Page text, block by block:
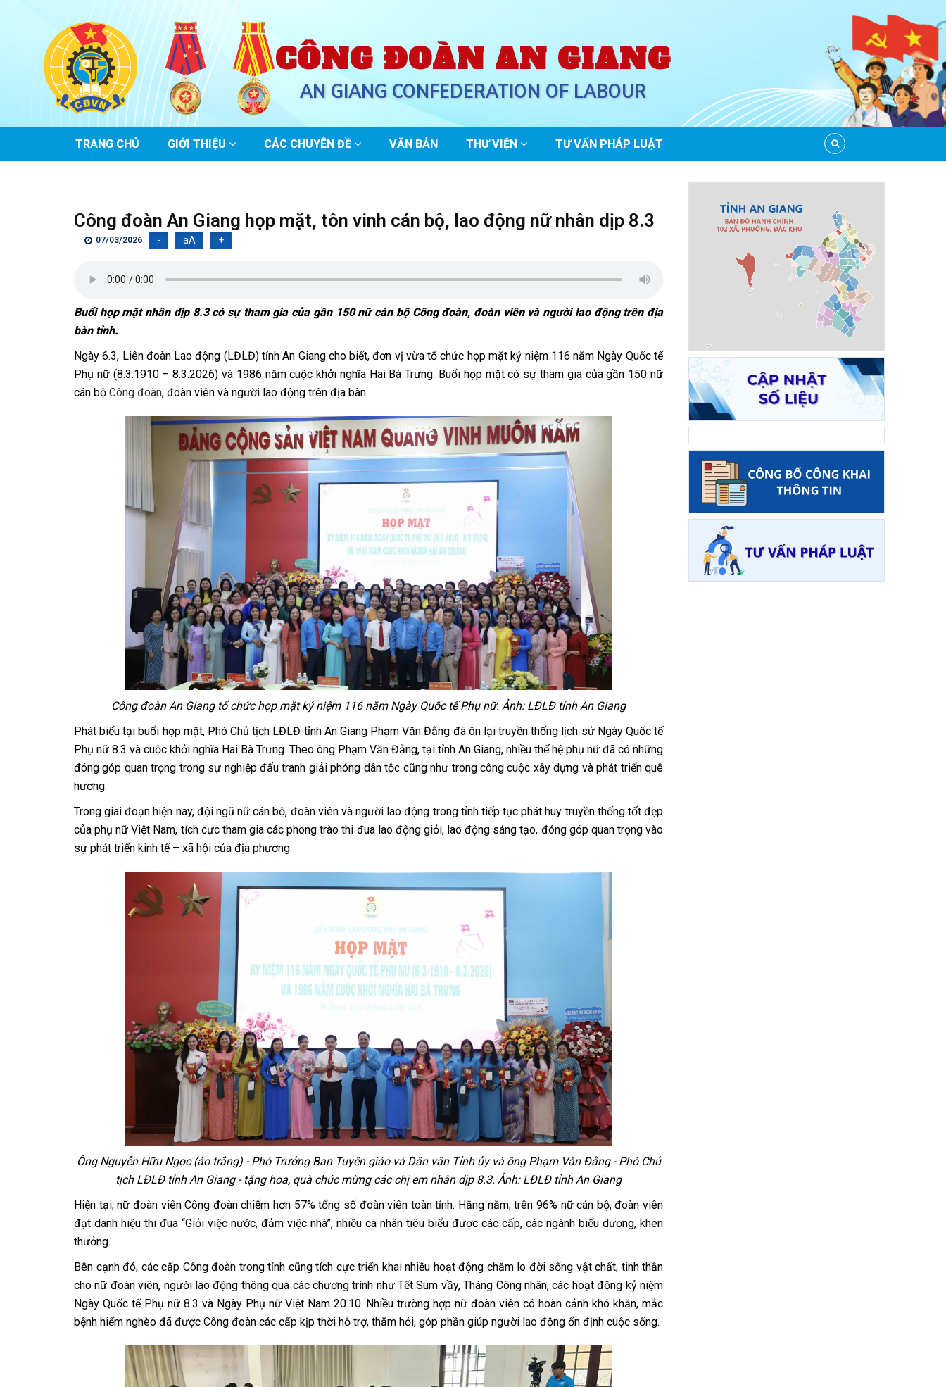
CÔNG ĐOÀN AN GIANG
AN GIANG CONFEDERATION OF LABOUR
MAIN
NAVIGATION
TRANG CHỦ GIỚI THIỆU CÁC CHUYÊN ĐỀ VĂN BẢN THƯ VIỆN TƯ VẤN PHÁP LUẬT
Công đoàn An Giang họp mặt, tôn vinh cán bộ, lao động nữ nhân dịp 8.3
07/03/2026 - aA +
Buổi họp mặt nhân dịp 8.3 có sự tham gia của gần 150 nữ cán bộ Công đoàn, đoàn viên và người lao động trên địa
bàn tỉnh.
Ngày 6.3, Liên đoàn Lao động (LĐLĐ) tỉnh An Giang cho biết, đơn vị vừa tổ chức họp mặt kỷ niệm 116 năm Ngày Quốc tế
Phụ nữ (8.3.1910 – 8.3.2026) và 1986 năm cuộc khởi nghĩa Hai Bà Trưng. Buổi họp mặt có sự tham gia của gần 150 nữ
cán bộ Công đoàn, đoàn viên và người lao động trên địa bàn.
Công đoàn An Giang tổ chức họp mặt kỷ niệm 116 năm Ngày Quốc tế Phụ nữ. Ảnh: LĐLĐ tỉnh An Giang
Phát biểu tại buổi họp mặt, Phó Chủ tịch LĐLĐ tỉnh An Giang Phạm Văn Đằng đã ôn lại truyền thống lịch sử Ngày Quốc tế
Phụ nữ 8.3 và cuộc khởi nghĩa Hai Bà Trưng. Theo ông Phạm Văn Đằng, tại tỉnh An Giang, nhiều thế hệ phụ nữ đã có những
đóng góp quan trọng trong sự nghiệp đấu tranh giải phóng dân tộc cũng như trong công cuộc xây dựng và phát triển quê
hương.
Trong giai đoạn hiện nay, đội ngũ nữ cán bộ, đoàn viên và người lao động trong tỉnh tiếp tục phát huy truyền thống tốt đẹp
của phụ nữ Việt Nam, tích cực tham gia các phong trào thi đua lao động giỏi, lao động sáng tạo, đóng góp quan trọng vào
sự phát triển kinh tế – xã hội của địa phương.
Ông Nguyễn Hữu Ngọc (áo trắng) - Phó Trưởng Ban Tuyên giáo và Dân vận Tỉnh ủy và ông Phạm Văn Đằng - Phó Chủ
tịch LĐLĐ tỉnh An Giang - tặng hoa, quà chúc mừng các chị em nhân dịp 8.3. Ảnh: LĐLĐ tỉnh An Giang
Hiện tại, nữ đoàn viên Công đoàn chiếm hơn 57% tổng số đoàn viên toàn tỉnh. Hằng năm, trên 96% nữ cán bộ, đoàn viên
đạt danh hiệu thi đua “Giỏi việc nước, đảm việc nhà”, nhiều cá nhân tiêu biểu được các cấp, các ngành biểu dương, khen
thưởng.
Bên cạnh đó, các cấp Công đoàn trong tỉnh cũng tích cực triển khai nhiều hoạt động chăm lo đời sống vật chất, tinh thần
cho nữ đoàn viên, người lao động thông qua các chương trình như Tết Sum vầy, Tháng Công nhân, các hoạt động kỷ niệm
Ngày Quốc tế Phụ nữ 8.3 và Ngày Phụ nữ Việt Nam 20.10. Nhiều trường hợp nữ đoàn viên có hoàn cảnh khó khăn, mắc
bệnh hiểm nghèo đã được Công đoàn các cấp kịp thời hỗ trợ, thăm hỏi, góp phần giúp người lao động ổn định cuộc sống.